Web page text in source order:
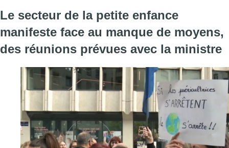
Le secteur de la petite enfance
manifeste face au manque de moyens,
des réunions prévues avec la ministre